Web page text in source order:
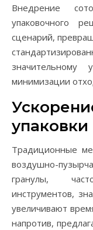
Внедрение
упаковочного
сценарий,
значительному
минимизации
упаковки
Традиционные
воздушно-
гранулы,
инструментов,
увеличивают
напротив,